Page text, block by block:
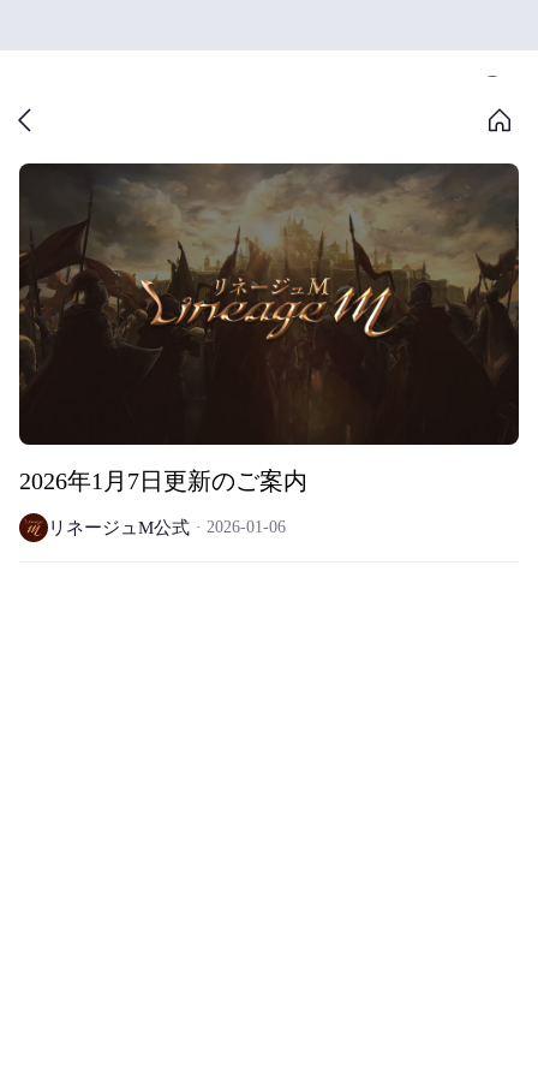
2026年1月7日更新のご案内
リネージュM公式 2026-01-06